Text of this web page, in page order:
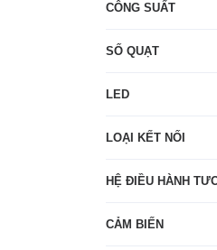
CÔNG SUẤT
SỐ QUẠT
LED
LOẠI KẾT NỐI
HỆ ĐIỀU HÀNH
CẢM BIẾN